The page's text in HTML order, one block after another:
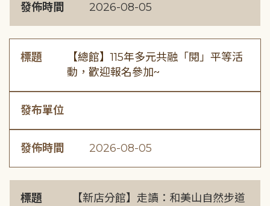
發佈時間 2026-08-05
標題
【總館】115年多元共融「閱」平等活
動，歡迎報名參加~
發布單位
發佈時間 2026-08-05
標題
【新店分館】走讀：和美山自然步道